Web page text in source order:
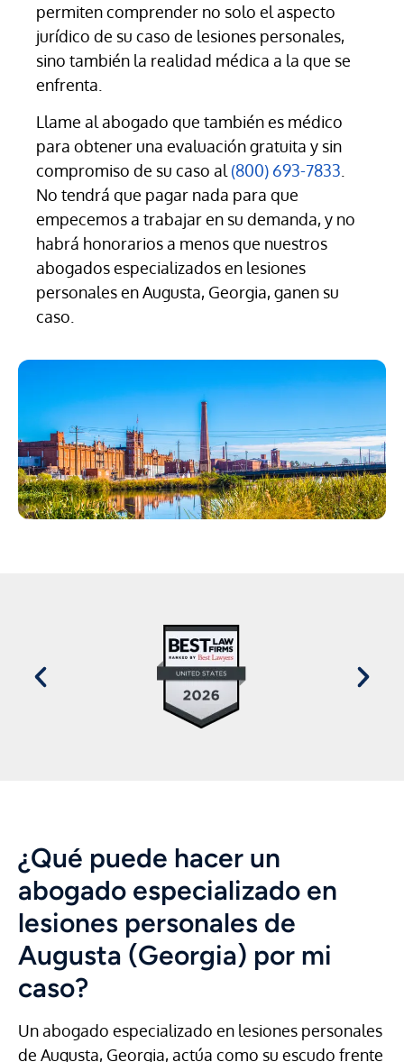
permiten comprender no solo el aspecto
jurídico de su caso de lesiones personales,
sino también la realidad médica a la que se
enfrenta.
Llame al abogado que también es médico
para obtener una evaluación gratuita y sin
compromiso de su caso al (800) 693-7833
No tendrá que pagar nada para que
empecemos a trabajar en su demanda, y no
habrá honorarios a menos que nuestros
abogados especializados en lesiones
personales en Augusta, Georgia, ganen su
caso.
¿Qué puede hacer un
abogado especializado en
lesiones personales de
Augusta (Georgia) por mi
caso?
Un abogado especializado en lesiones personales
de Augusta, Georgia, actúa como su escudo frente